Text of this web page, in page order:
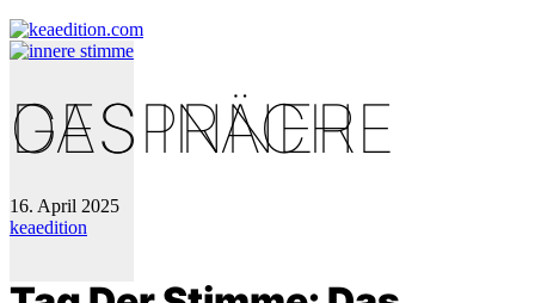
DAS INNERE GESPRÄCH
16. April 2025
keaedition